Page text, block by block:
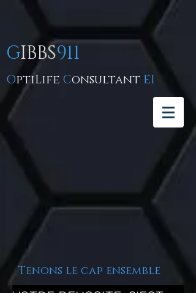
GIBBS911
OptiLife Consultant EI
Tenons le cap ensemble